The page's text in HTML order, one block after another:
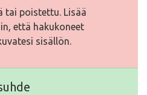
tai poistettu. Lisää
että hakukoneet
sisällön.